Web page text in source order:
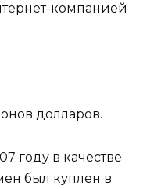
компанией
долларов.
году в качестве
был куплен в